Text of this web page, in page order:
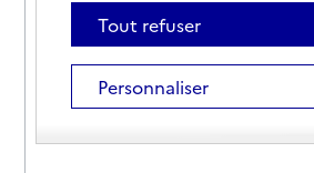
-Boën-sur-Lignon
04 77 55 07 34
Contact
Rapport HAS
Tout refuser
Personnaliser